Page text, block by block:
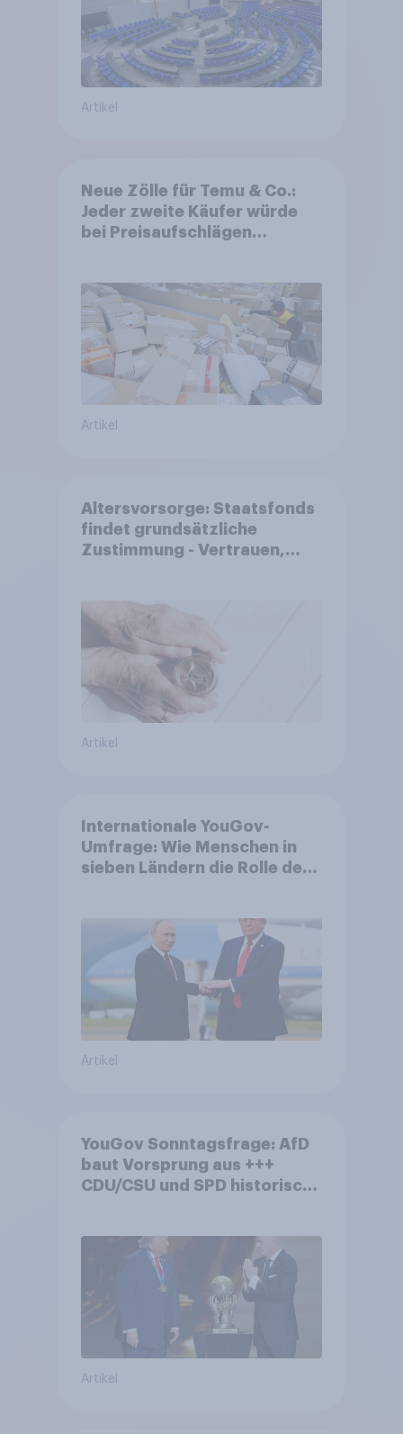
Artikel
Neue Zölle für Temu & Co.:
Jeder zweite Käufer würde
bei Preisaufschlägen
Artikel
Altersvorsorge: Staatsfonds
findet grundsätzliche
Zustimmung - Vertrauen,
Akzeptanz
Artikel
Internationale YouGov-
Umfrage: Wie Menschen in
sieben Ländern die Rolle der
Bedrohungen und Bündnisse
bewerten
Artikel
YouGov Sonntagsfrage: AfD
baut Vorsprung aus +++
CDU/CSU und SPD historisch
Fußball-WM ohne Politik
Artikel